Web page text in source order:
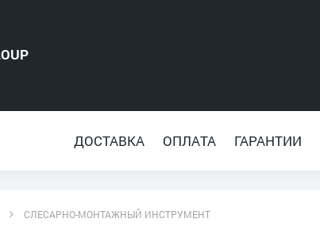
ДОСТАВКА ОПЛАТА ГАРАНТИИ
СЛЕСАРНО-МОНТАЖНЫЙ ИНСТРУМЕНТ